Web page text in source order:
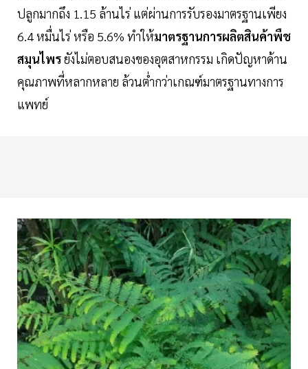
ปลูกมากถึง 1.15 ล้านไร่ แต่ผ่านการรับรองมาตรฐานเพียง
6.4 หมื่นไร่ หรือ 5.6% ทำให้มาตรฐานการผลิตสินค้าพืช
สมุนไพรยังไม่ตอบสนองของอุตสาหกรรม เกิดปัญหาด้าน
คุณภาพที่หลากหลาย ล้วนต่ำกว่าเกณฑ์มาตรฐานทางการ
แพทย์